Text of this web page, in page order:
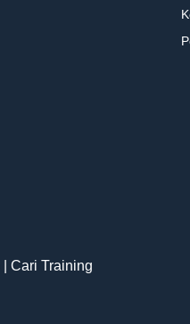
Cari Training